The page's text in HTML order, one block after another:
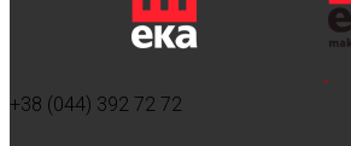
+38 (044) 392 72 72